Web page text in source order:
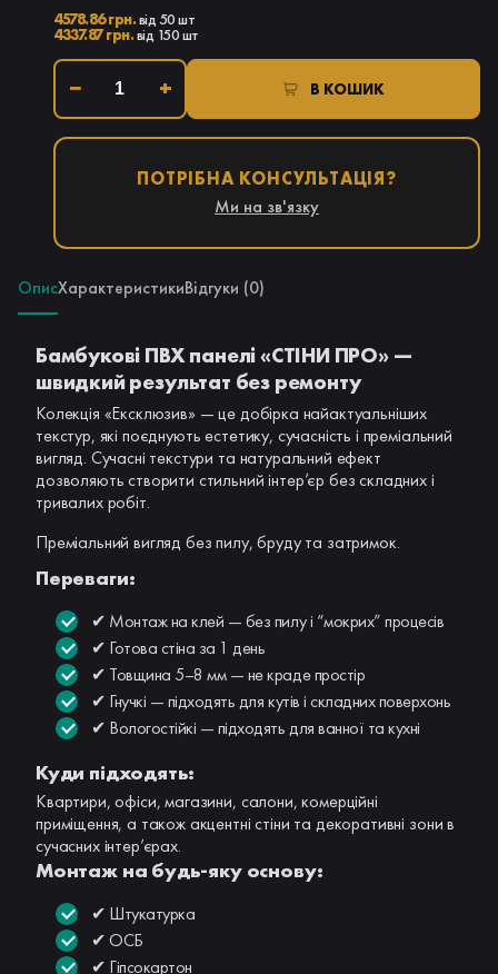
4578.86 грн.від 50 шт
4337.87 грн.від 150 шт
− + В КОШИК
ПОТРІБНА КОНСУЛЬТАЦІЯ?
Ми на зв'язку
ОписХарактеристикиВідгуки (0)
Бамбукові ПВХ панелі «СТІНИ ПРО» —
швидкий результат без ремонту
Колекція «Ексклюзив» — це добірка найактуальніших
текстур, які поєднують естетику, сучасність і преміальний
вигляд. Сучасні текстури та натуральний ефект
дозволяють створити стильний інтер’єр без складних і
тривалих робіт.
Преміальний вигляд без пилу, бруду та затримок.
Переваги:
✔ Монтаж на клей — без пилу і “мокрих” процесів
✔ Готова стіна за 1 день
✔ Товщина 5–8 мм — не краде простір
✔ Гнучкі — підходять для кутів і складних поверхонь
✔ Вологостійкі — підходять для ванної та кухні
Куди підходять:
Квартири, офіси, магазини, салони, комерційні
приміщення, а також акцентні стіни та декоративні зони в
сучасних інтер’єрах.
Монтаж на будь-яку основу:
✔ Штукатурка
✔ ОСБ
✔ Гіпсокартон